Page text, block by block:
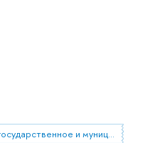
государственное и муниципальное управление